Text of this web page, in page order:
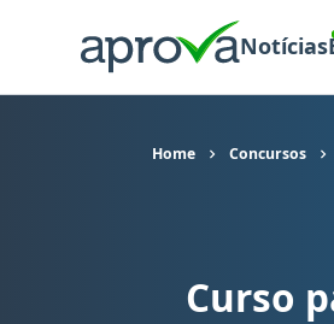
Notícias
Home Concursos
Curso para concurso
Curso